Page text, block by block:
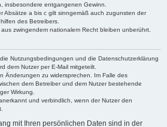
insbesondere entgangenen Gewinn.
Absätze a bis c gilt sinngemäß auch zugunsten der
des Betreibers.
zwingendem nationalem Recht bleiben unberührt.
Nutzungsbedingungen und die Datenschutzerklärung
dem Nutzer per E-Mail mitgeteilt.
Änderungen zu widersprechen. Im Falle des
dem Betreiber und dem Nutzer bestehende
Wirkung.
und verbindlich, wenn der Nutzer den
mit Ihren persönlichen Daten sind in der